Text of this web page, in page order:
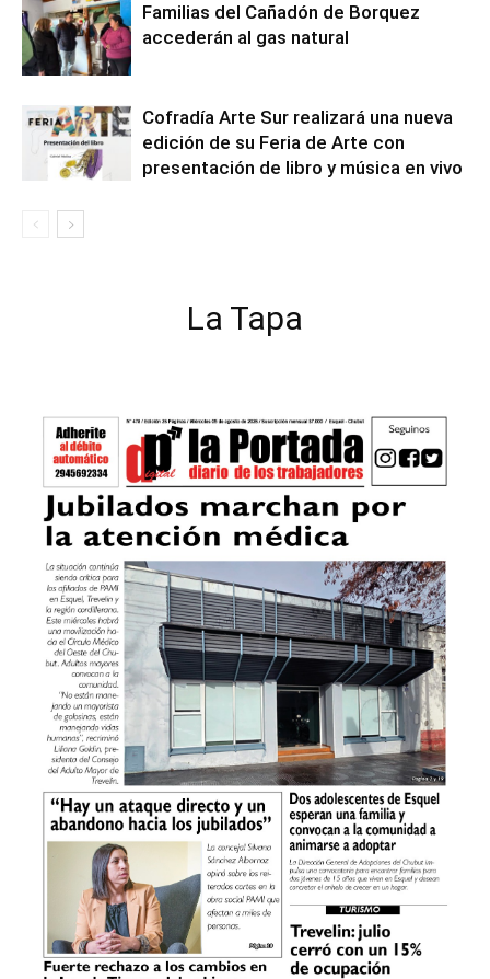
Familias del Cañadón de Borquez
accederán al gas natural
Cofradía Arte Sur realizará una nueva
edición de su Feria de Arte con
presentación de libro y música en vivo
La Tapa